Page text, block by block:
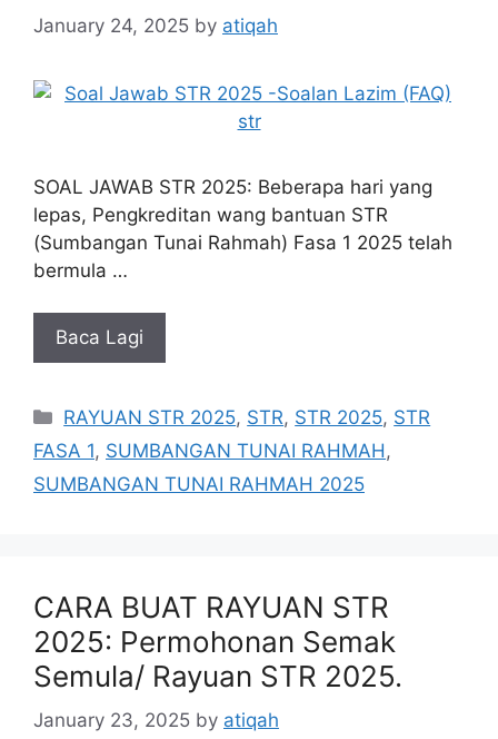
January 24, 2025 by atiqah
SOAL JAWAB STR 2025: Beberapa hari yang
lepas, Pengkreditan wang bantuan STR
(Sumbangan Tunai Rahmah) Fasa 1 2025 telah
bermula …
Baca Lagi
Categories
RAYUAN STR 2025, STR, STR 2025, STR
FASA 1, SUMBANGAN TUNAI RAHMAH,
SUMBANGAN TUNAI RAHMAH 2025
CARA BUAT RAYUAN STR
2025: Permohonan Semak
Semula/ Rayuan STR 2025.
January 23, 2025 by atiqah